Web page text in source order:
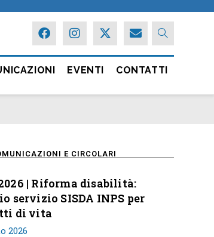
EVENTI CONTATTI
E CIRCOLARI
| Riforma disabilità:
servizio SISDA INPS per
di vita
2026